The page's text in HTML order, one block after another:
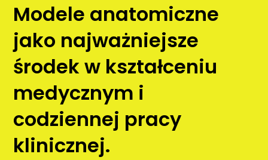
Modele anatomiczne
jako najważniejsze
środek w kształceniu
medycznym i
codziennej pracy
klinicznej.